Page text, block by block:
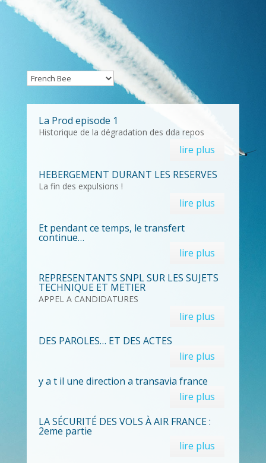
La Prod episode 1
Historique de la dégradation des dda repos
lire plus
HEBERGEMENT DURANT LES RESERVES
La fin des expulsions !
lire plus
Et pendant ce temps, le transfert
continue…
lire plus
REPRESENTANTS SNPL SUR LES SUJETS
TECHNIQUE ET METIER
APPEL A CANDIDATURES
lire plus
DES PAROLES… ET DES ACTES
lire plus
y a t il une direction a transavia france
lire plus
LA SÉCURITÉ DES VOLS À AIR FRANCE :
2eme partie
lire plus